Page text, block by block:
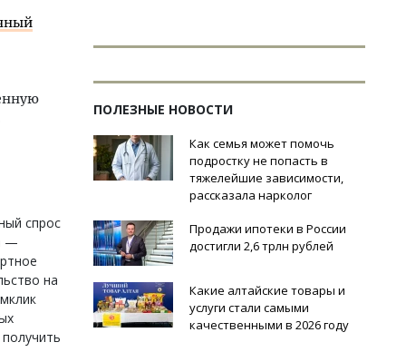
спрос
—
на
ПОЛЕЗНЫЕ НОВОСТИ
Как семья может помочь
подростку не попасть в
тяжелейшие зависимости,
рассказала нарколог
Продажи ипотеки в России
достигли 2,6 трлн рублей
Какие алтайские товары и
услуги стали самыми
качественными в 2026 году